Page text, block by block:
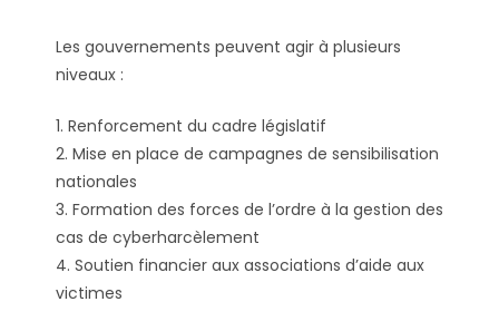
Les gouvernements peuvent agir à plusieurs
niveaux :
1. Renforcement du cadre législatif
2. Mise en place de campagnes de sensibilisation
nationales
3. Formation des forces de l’ordre à la gestion des
cas de cyberharcèlement
4. Soutien financier aux associations d’aide aux
victimes